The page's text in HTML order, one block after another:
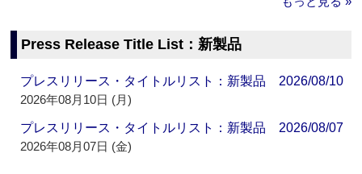
Press Release Title List：新製品
プレスリリース・タイトルリスト：新製品 2026/08/10
2026年08月10日 (月)
プレスリリース・タイトルリスト：新製品 2026/08/07
2026年08月07日 (金)